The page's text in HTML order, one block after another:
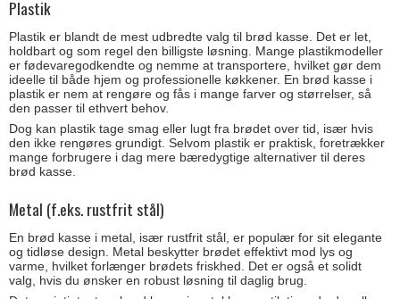
Plastik
Plastik er blandt de mest udbredte valg til brød kasse. Det er let,
holdbart og som regel den billigste løsning. Mange plastikmodeller
er fødevaregodkendte og nemme at transportere, hvilket gør dem
ideelle til både hjem og professionelle køkkener. En brød kasse i
plastik er nem at rengøre og fås i mange farver og størrelser, så
den passer til ethvert behov.
Dog kan plastik tage smag eller lugt fra brødet over tid, især hvis
den ikke rengøres grundigt. Selvom plastik er praktisk, foretrækker
mange forbrugere i dag mere bæredygtige alternativer til deres
brød kasse.
Metal (f.eks. rustfrit stål)
En brød kasse i metal, især rustfrit stål, er populær for sit elegante
og tidløse design. Metal beskytter brødet effektivt mod lys og
varme, hvilket forlænger brødets friskhed. Det er også et solidt
valg, hvis du ønsker en robust løsning til daglig brug.